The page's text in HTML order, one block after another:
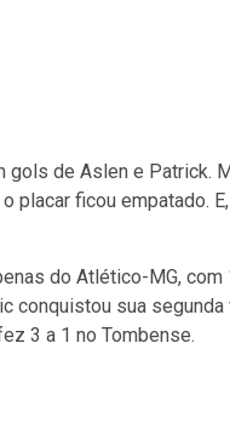
gols de Aslen e Patrick.
placar ficou empatado.
do Atlético-MG,
conquistou sua segunda
3 a 1 no Tombense.